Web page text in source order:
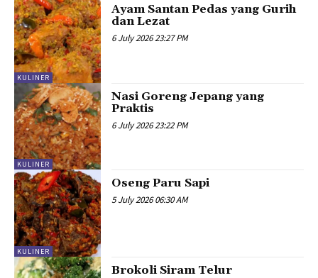
KULINER
Ayam Santan Pedas yang Gurih
dan Lezat
6 July 2026 23:27 PM
KULINER
Nasi Goreng Jepang yang
Praktis
6 July 2026 23:22 PM
KULINER
Oseng Paru Sapi
5 July 2026 06:30 AM
Brokoli Siram Telur